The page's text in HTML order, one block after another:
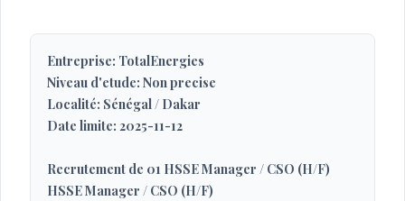
Entreprise: TotalEnergies
Niveau d'etude: Non precise
Localité: Sénégal / Dakar
Date limite: 2025-11-12
Recrutement de 01 HSSE Manager / CSO (H/F)
HSSE Manager / CSO (H/F)